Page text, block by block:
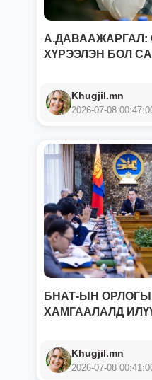
А.ДАВААЖАРГАЛ:
ХҮРЭЭЛЭН БОЛ
Khugjil.mn
2026-07-08
БНАТ-ЫН
ХАМГААЛАЛД
Khugjil.mn
2026-07-08